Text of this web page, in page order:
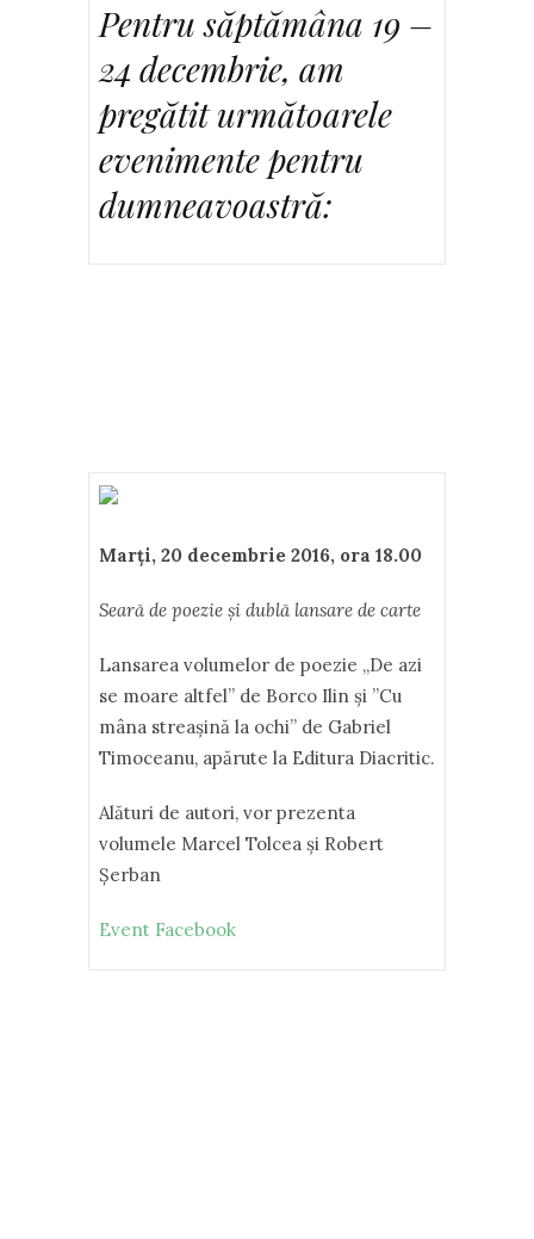
Pentru săptămâna 19 –
24 decembrie, am
pregătit următoarele
evenimente pentru
dumneavoastră:
Marţi, 20 decembrie 2016, ora 18.00
Seară de poezie şi dublă lansare de carte
Lansarea volumelor de poezie „De azi
se moare altfel” de Borco Ilin și ”Cu
mâna streașină la ochi” de Gabriel
Timoceanu, apărute la Editura Diacritic.
Alături de autori, vor prezenta
volumele Marcel Tolcea şi Robert
Şerban
Event Facebook